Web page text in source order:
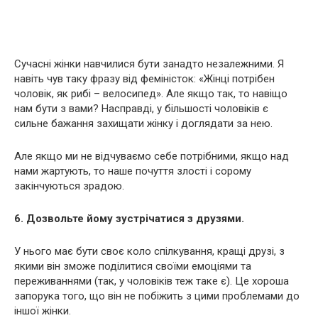
Сучасні жінки навчилися бути занадто незалежними. Я
навіть чув таку фразу від фeмiністок: «Жінці потрібен
чоловік, як рибі – велосипед». Але якщо так, то навіщо
нам бути з вами? Насправді, у більшості чоловіків є
сильне бажання захищати жінку і доглядати за нею.
Але якщо ми не відчуваємо себе потрібними, якщо над
нами жартують, то наше почуття злості і сорому
закінчуються зрадою.
6. Дозвольте йому зустрічатися з друзями.
У нього має бути своє коло спілкування, кращі друзі, з
якими він зможе поділитися своїми емоціями та
переживаннями (так, у чоловіків теж таке є). Це хороша
запорука того, що він не побіжить з цими проблемами до
іншої жінки.